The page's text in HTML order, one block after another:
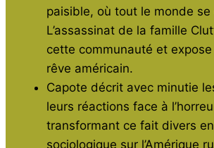
paisible, où tout le monde se
L’assassinat de la famille
cette communauté et
rêve américain.
Capote décrit avec minutie
leurs réactions face à
transformant ce fait divers
sociologique sur l’Amérique